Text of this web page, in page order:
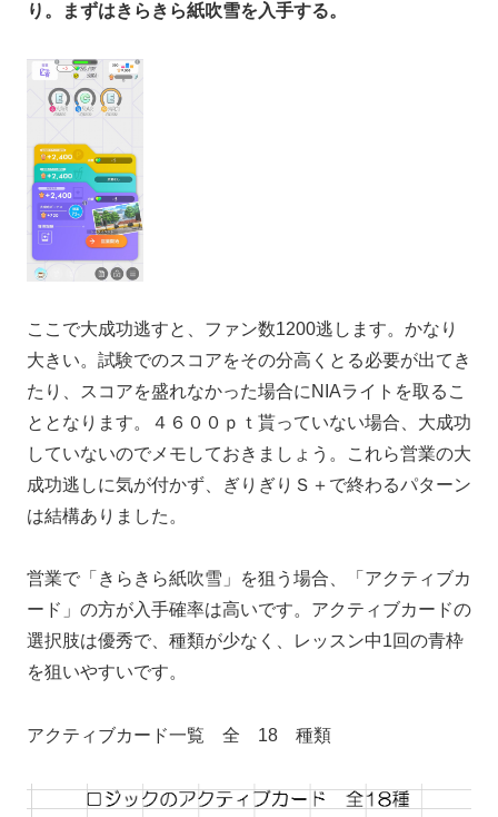
り。まずはきらきら紙吹雪を入手する。
ここで大成功逃すと、ファン数1200逃します。かなり
大きい。試験でのスコアをその分高くとる必要が出てき
たり、スコアを盛れなかった場合にNIAライトを取るこ
ととなります。４６００ｐｔ貰っていない場合、大成功
していないのでメモしておきましょう。これら営業の大
成功逃しに気が付かず、ぎりぎりＳ＋で終わるパターン
は結構ありました。
営業で「きらきら紙吹雪」を狙う場合、「アクティブカ
ード」の方が入手確率は高いです。アクティブカードの
選択肢は優秀で、種類が少なく、レッスン中1回の青枠
を狙いやすいです。
アクティブカード一覧 全 18 種類